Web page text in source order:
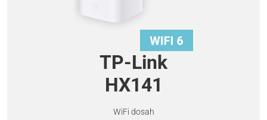
TP-Link
HX141
WiFi dosah